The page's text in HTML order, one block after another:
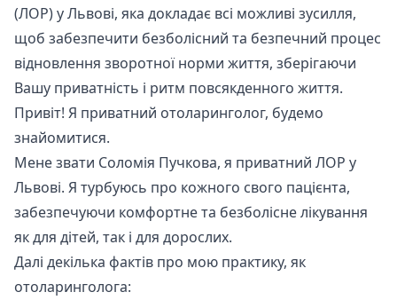
(ЛОР) у Львові, яка докладає всі можливі зусилля,
щоб забезпечити безболісний та безпечний процес
відновлення зворотної норми життя, зберігаючи
Вашу приватність і ритм повсякденного життя.
Привіт! Я приватний отоларинголог, будемо
знайомитися.
Мене звати Соломія Пучкова, я приватний ЛОР у
Львові. Я турбуюсь про кожного свого пацієнта,
забезпечуючи комфортне та безболісне лікування
як для дітей, так і для дорослих.
Далі декілька фактів про мою практику, як
отоларинголога: